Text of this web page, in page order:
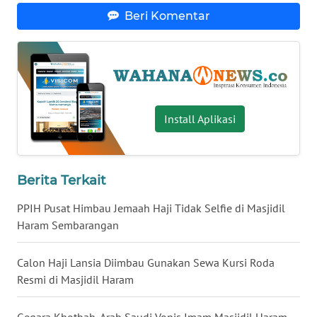
Beri Komentar
Install Aplikasi
Berita Terkait
PPIH Pusat Himbau Jemaah Haji Tidak Selfie di Masjidil
Haram Sembarangan
Calon Haji Lansia Diimbau Gunakan Sewa Kursi Roda
Resmi di Masjidil Haram
SERAMBI
WN
JAMBI
WN
SULTRA
WN
WN
WN
SULBAR